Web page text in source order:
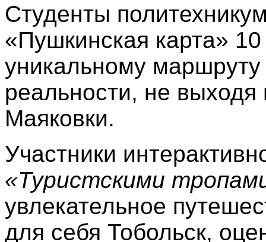
Студенты
«Пушкинская карта»
уникальному
реальности, не выходя
Маяковки.
Участники
«Туристскими
увлекательное
для себя Тобольск,